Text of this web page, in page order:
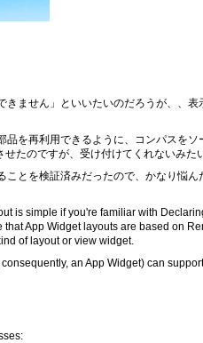
きません」といいたいのだろうが、、
品を再利用できるように、コンパスを
たのですが、受け付けてくれないみた
ことを検証済みだったので、かなり悩
is simple if you're familiar with
that App Widget layouts are based on
of layout or view widget.
an App Widget) can